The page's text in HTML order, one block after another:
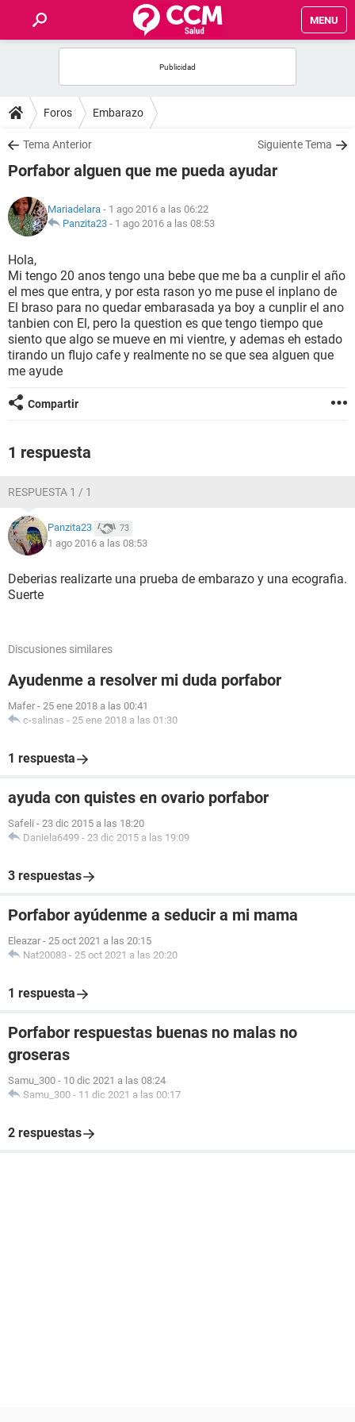
MENU
FOROS
SALUD
NUTRICIÓN
BIENESTAR
SEXUALIDAD
GLOSARIO
Foros Embarazo
Tema Anterior Siguiente Tema
Porfabor alguen que me pueda ayudar
Mariadelara - 1 ago 2016 a las 06:22
Panzita23 - 1 ago 2016 a las 08:53
Hola,
Mi tengo 20 anos tengo una bebe que me ba a cunplir el año
el mes que entra, y por esta rason yo me puse el inplano de
El braso para no quedar embarasada ya boy a cunplir el ano
tanbien con El, pero la question es que tengo tiempo que
siento que algo se mueve en mi vientre, y ademas eh estado
tirando un flujo cafe y realmente no se que sea alguen que
me ayude
Compartir
1 respuesta
RESPUESTA 1 / 1
Panzita23 73
1 ago 2016 a las 08:53
Deberias realizarte una prueba de embarazo y una ecografia.
Suerte
Discusiones similares
Ayudenme a resolver mi duda porfabor
Mafer - 25 ene 2018 a las 00:41
c-salinas - 25 ene 2018 a las 01:30
1 respuesta
ayuda con quistes en ovario porfabor
Safeli - 23 dic 2015 a las 18:20
Daniela6499 - 23 dic 2015 a las 19:09
3 respuestas
Porfabor ayúdenme a seducir a mi mama
Eleazar - 25 oct 2021 a las 20:15
Nat20083 - 25 oct 2021 a las 20:20
1 respuesta
Porfabor respuestas buenas no malas no
groseras
Samu_300 - 10 dic 2021 a las 08:24
Samu_300 - 11 dic 2021 a las 00:17
2 respuestas